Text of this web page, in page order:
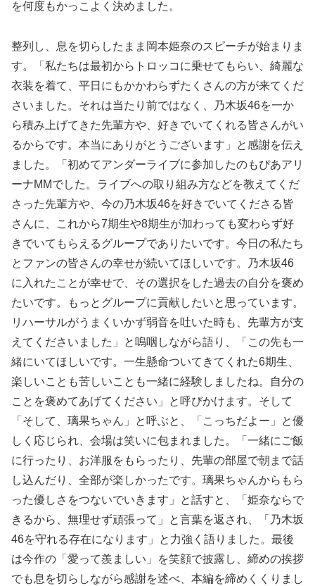
を何度もかっこよく決めました。
整列し、息を切らしたまま岡本姫奈のスピーチが始まりま
す。「私たちは最初からトロッコに乗せてもらい、綺麗な
衣装を着て、平日にもかかわらずたくさんの方が来てくだ
さいました。それは当たり前ではなく、乃木坂46を一か
ら積み上げてきた先輩方や、好きでいてくれる皆さんがい
るからです。本当にありがとうございます」と感謝を伝え
ました。「初めてアンダーライブに参加したのもぴあアリ
ーナMMでした。ライブへの取り組み方などを教えてくだ
さった先輩方や、今の乃木坂46を好きでいてくださる皆
さんに、これから7期生や8期生が加わっても変わらず好
きでいてもらえるグループでありたいです。今日の私たち
とファンの皆さんの幸せが続いてほしいです。乃木坂46
に入れたことが幸せで、その選択をした過去の自分を褒め
たいです。もっとグループに貢献したいと思っています。
リハーサルがうまくいかず弱音を吐いた時も、先輩方が支
えてくださいました」と嗚咽しながら語り、「この先も一
緒にいてほしいです。一生懸命ついてきてくれた6期生、
楽しいことも苦しいことも一緒に経験しましたね。自分の
ことを褒めてあげてください」と呼びかけます。そして
「そして、璃果ちゃん」と呼ぶと、「こっちだよー」と優
しく応じられ、会場は笑いに包まれました。「一緒にご飯
に行ったり、お洋服をもらったり、先輩の部屋で朝まで話
し込んだり、全部が楽しかったです。璃果ちゃんからもら
った優しさをつないでいきます」と話すと、「姫奈ならで
きるから、無理せず頑張って」と言葉を返され、「乃木坂
46を守れる存在になります」と力強く語りました。最後
は今作の「愛って羨ましい」を笑顔で披露し、締めの挨拶
でも息を切らしながら感謝を述べ、本編を締めくくりまし